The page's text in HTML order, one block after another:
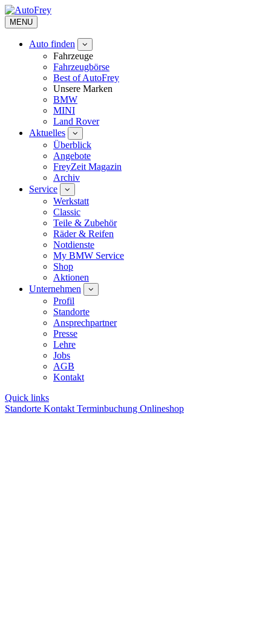
MENU
Auto finden
Fahrzeuge
Fahrzeugbörse
Best of AutoFrey
Unsere Marken
BMW
MINI
Land Rover
Aktuelles
Überblick
Angebote
FreyZeit Magazin
Archiv
Service
Werkstatt
Classic
Teile & Zubehör
Räder & Reifen
Notdienste
My BMW Service
Shop
Aktionen
Unternehmen
Profil
Standorte
Ansprechpartner
Presse
Lehre
Jobs
AGB
Kontakt
Quick links
Standorte Kontakt Terminbuchung Onlineshop